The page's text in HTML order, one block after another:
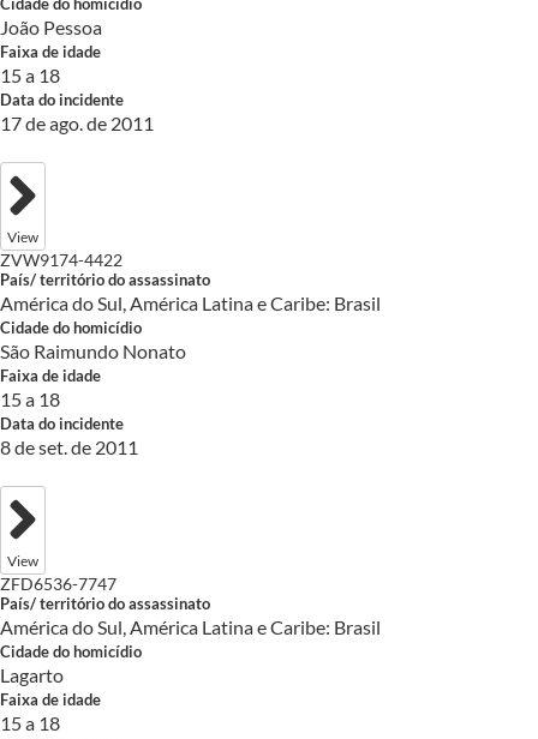
João Pessoa
Faixa de idade
15 a 18
Data do incidente
17 de ago. de 2011
View
ZVW9174-4422
País/ território do assassinato
América do Sul, América Latina e Caribe: Brasil
Cidade do homicídio
São Raimundo Nonato
Faixa de idade
15 a 18
Data do incidente
8 de set. de 2011
View
ZFD6536-7747
País/ território do assassinato
América do Sul, América Latina e Caribe: Brasil
Cidade do homicídio
Lagarto
Faixa de idade
15 a 18